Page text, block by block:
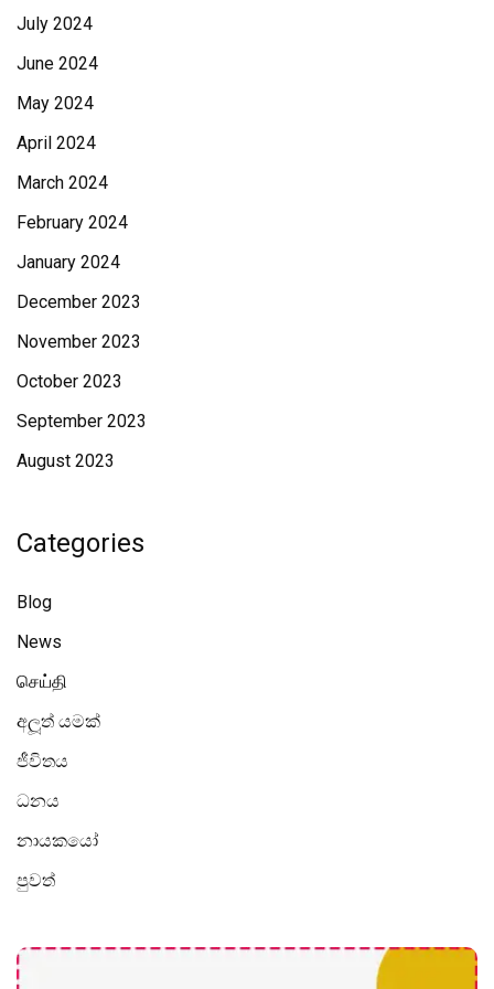
July 2024
June 2024
May 2024
April 2024
March 2024
February 2024
January 2024
December 2023
November 2023
October 2023
September 2023
August 2023
Categories
Blog
News
செய்தி
අලූත් යමක්
ජීවිතය
ධනය
නායකයෝ
පුවත්